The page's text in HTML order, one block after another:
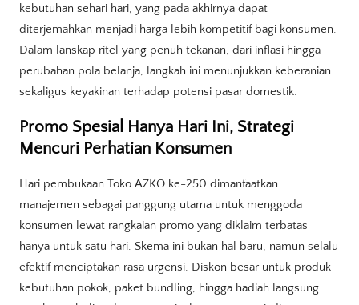
kebutuhan sehari hari, yang pada akhirnya dapat
diterjemahkan menjadi harga lebih kompetitif bagi konsumen.
Dalam lanskap ritel yang penuh tekanan, dari inflasi hingga
perubahan pola belanja, langkah ini menunjukkan keberanian
sekaligus keyakinan terhadap potensi pasar domestik.
Promo Spesial Hanya Hari Ini, Strategi
Mencuri Perhatian Konsumen
Hari pembukaan Toko AZKO ke-250 dimanfaatkan
manajemen sebagai panggung utama untuk menggoda
konsumen lewat rangkaian promo yang diklaim terbatas
hanya untuk satu hari. Skema ini bukan hal baru, namun selalu
efektif menciptakan rasa urgensi. Diskon besar untuk produk
kebutuhan pokok, paket bundling, hingga hadiah langsung